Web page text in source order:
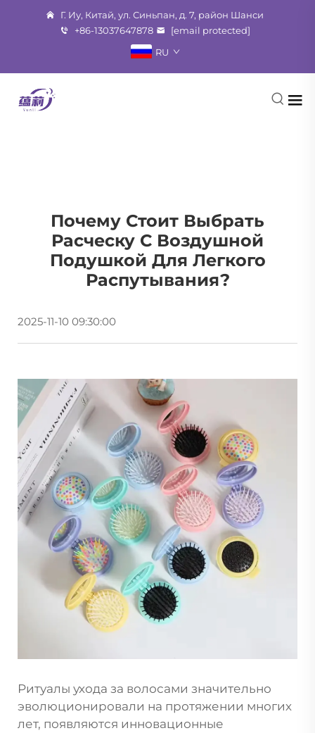
Г. Иу, Китай, ул. Синьпан, д. 7, район Шанси
+86-13037647878
[email protected]
RU
Почему Стоит Выбрать
Расческу С Воздушной
Подушкой Для Легкого
Распутывания?
2025-11-10 09:30:00
Ритуалы ухода за волосами значительно
эволюционировали на протяжении многих
лет, появляются инновационные